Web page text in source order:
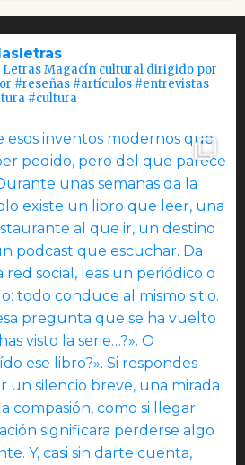
Letras Magacín cultural dirigido por
#reseñas #artículos #entrevistas
#cultura